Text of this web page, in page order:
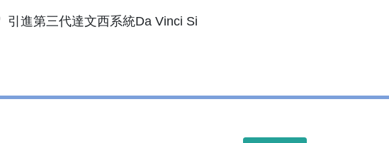
引進第三代達文西系統Da Vinci Si